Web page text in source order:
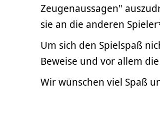
Zeugenaussagen"
sie an die anderen
Um sich den Spielspaß
Beweise und vor allem
Wir wünschen viel Spaß